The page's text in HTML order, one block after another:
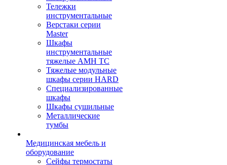
Тележки
инструментальные
Верстаки серии
Master
Шкафы
инструментальные
тяжелые AMH TC
Тяжелые модульные
шкафы серии HARD
Cпециализированные
шкафы
Шкафы сушильные
Металлические
тумбы
Медицинская мебель и
оборудование
Сейфы термостаты